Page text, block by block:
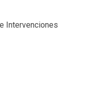
Intervenciones